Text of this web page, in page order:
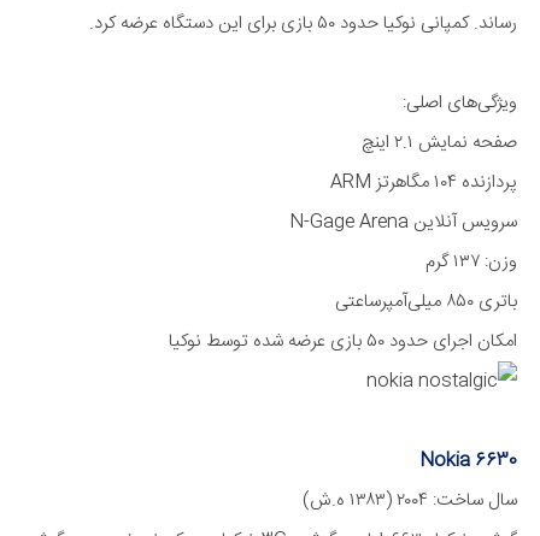
رساند. کمپانی نوکیا حدود ۵۰ بازی برای این دستگاه عرضه کرد.
ویژگی‌های اصلی:
صفحه نمایش ۲.۱ اینچ
پردازنده ۱۰۴ مگا‌هرتز ARM
سرویس آنلاین N-Gage Arena
وزن: ۱۳۷ گرم
باتری ۸۵۰ میلی‌آمپر‌ساعتی
امکان اجرای حدود ۵۰ بازی عرضه شده توسط نوکیا
Nokia 6630
سال ساخت: ۲۰۰۴ (۱۳۸۳ ه.ش)